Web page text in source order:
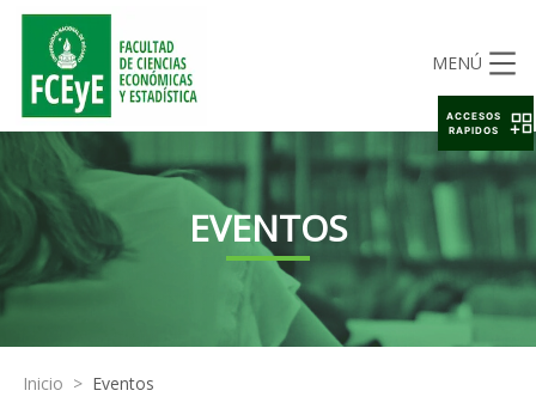
MENÚ
EVENTOS
Inicio > Eventos
ACCESOS
RAPIDOS